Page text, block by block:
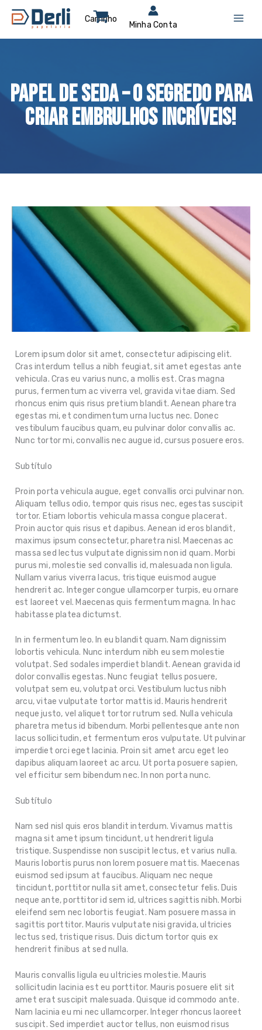
para
Papel de Seda – O segredo para
criar embrulhos incríveis!
Lorem ipsum dolor sit amet, consectetur adipiscing elit.
Cras interdum tellus a nibh feugiat, sit amet egestas ante
vehicula. Cras eu varius nunc, a mollis est. Cras magna
purus, fermentum ac viverra vel, gravida vitae diam. Sed
rhoncus enim quis risus pretium blandit. Aenean pharetra
egestas mi, et condimentum urna luctus nec. Donec
vestibulum faucibus quam, eu pulvinar dolor convallis ac.
Nunc tortor mi, convallis nec augue id, cursus posuere eros.
Subtítulo
Proin porta vehicula augue, eget convallis orci pulvinar non.
Aliquam tellus odio, tempor quis risus nec, egestas suscipit
tortor. Etiam lobortis vehicula massa congue placerat.
Proin auctor quis risus et dapibus. Aenean id eros blandit,
maximus ipsum consectetur, pharetra nisl. Maecenas ac
massa sed lectus vulputate dignissim non id quam. Morbi
purus mi, molestie sed convallis id, malesuada non ligula.
Nullam varius viverra lacus, tristique euismod augue
hendrerit ac. Integer congue ullamcorper turpis, eu ornare
est laoreet vel. Maecenas quis fermentum magna. In hac
habitasse platea dictumst.
In in fermentum leo. In eu blandit quam. Nam dignissim
lobortis vehicula. Nunc interdum nibh eu sem molestie
volutpat. Sed sodales imperdiet blandit. Aenean gravida id
dolor convallis egestas. Nunc feugiat tellus posuere,
volutpat sem eu, volutpat orci. Vestibulum luctus nibh
arcu, vitae vulputate tortor mattis id. Mauris hendrerit
neque justo, vel aliquet tortor rutrum sed. Nulla vehicula
pharetra metus id bibendum. Morbi pellentesque ante non
lacus sollicitudin, et fermentum eros vulputate. Ut pulvinar
imperdiet orci eget lacinia. Proin sit amet arcu eget leo
dapibus aliquam laoreet ac arcu. Ut porta posuere sapien,
vel efficitur sem bibendum nec. In non porta nunc.
Subtítulo
Nam sed nisl quis eros blandit interdum. Vivamus mattis
magna sit amet ipsum tincidunt, ut hendrerit ligula
tristique. Suspendisse non suscipit lectus, et varius nulla.
Mauris lobortis purus non lorem posuere mattis. Maecenas
euismod sed ipsum at faucibus. Aliquam nec neque
tincidunt, porttitor nulla sit amet, consectetur felis. Duis
neque ante, porttitor id sem id, ultrices sagittis nibh. Morbi
eleifend sem nec lobortis feugiat. Nam posuere massa in
sagittis porttitor. Mauris vulputate nisi gravida, ultricies
lectus sed, tristique risus. Duis dictum tortor quis ex
hendrerit finibus at sed nulla.
Mauris convallis ligula eu ultricies molestie. Mauris
sollicitudin lacinia est eu porttitor. Mauris posuere elit sit
amet erat suscipit malesuada. Quisque id commodo ante.
Nam lacinia eu mi nec ullamcorper. Integer rhoncus laoreet
suscipit. Sed imperdiet auctor tellus, non euismod risus